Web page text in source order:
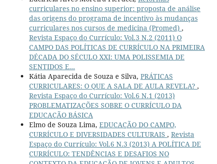
curriculares no ensino superior: proposta de análise
das origens do programa de incentivo às mudanças
curriculares nos cursos de medicina (Promed) ,
Revista Espaço do Currículo: Vol.3 N.2 (2011) O
CAMPO DAS POLÍTICAS DE CURRÍCULO NA PRIMEIRA
DÉCADA DO SÉCULO XXI: UMA POLISSEMIA DE
SENTIDOS E...
Kátia Aparecida de Souza e Silva, PRÁTICAS
CURRICULARES: O QUE A SALA DE AULA REVELA? ,
Revista Espaço do Currículo: Vol.6 N.1 (2013)
PROBLEMATIZAÇÕES SOBRE O CURRÍCULO DA
EDUCAÇÃO BÁSICA
Elmo de Souza Lima, EDUCAÇÃO DO CAMPO,
CURRÍCULO E DIVERSIDADES CULTURAIS , Revista
Espaço do Currículo: Vol.6 N.3 (2013) A POLÍTICA DE
CURRÍCULO: TENDÊNCIAS E DESAFIOS NO